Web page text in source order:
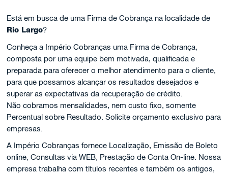
Está em busca de uma Firma de Cobrança na localidade de
Rio Largo?
Conheça a Império Cobranças uma Firma de Cobrança,
composta por uma equipe bem motivada, qualificada e
preparada para oferecer o melhor atendimento para o cliente,
para que possamos alcançar os resultados desejados e
superar as expectativas da recuperação de crédito.
Não cobramos mensalidades, nem custo fixo, somente
Percentual sobre Resultado. Solicite orçamento exclusivo para
empresas.
A Império Cobranças fornece Localização, Emissão de Boleto
online, Consultas via WEB, Prestação de Conta On-line. Nossa
empresa trabalha com títulos recentes e também os antigos,